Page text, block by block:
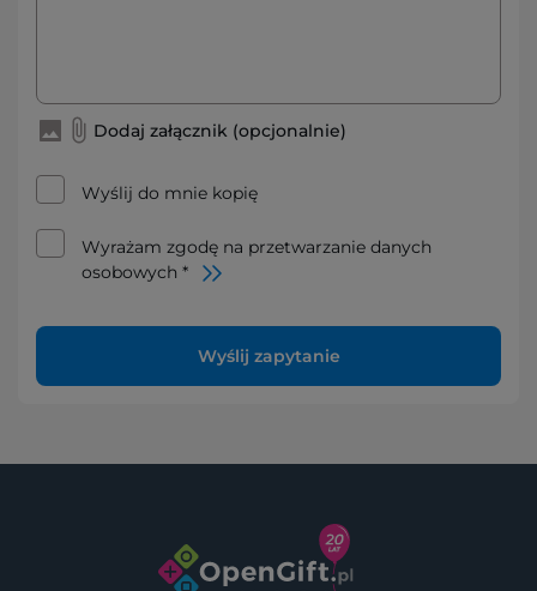
Dodaj załącznik (opcjonalnie)
Wyślij do mnie kopię
Wyrażam zgodę na przetwarzanie danych
osobowych *
Wyślij zapytanie